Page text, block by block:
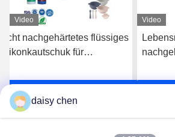
Video
nachgehärtetes flüssiges
für
Erhalten Sie besten Preis
Video
daisy chen